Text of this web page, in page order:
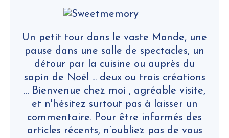
Un petit tour dans le vaste Monde, une
pause dans une salle de spectacles, un
détour par la cuisine ou auprès du
sapin de Noël ... deux ou trois créations
… Bienvenue chez moi , agréable visite,
et n'hésitez surtout pas à laisser un
commentaire. Pour être informés des
articles récents, n’oubliez pas de vous